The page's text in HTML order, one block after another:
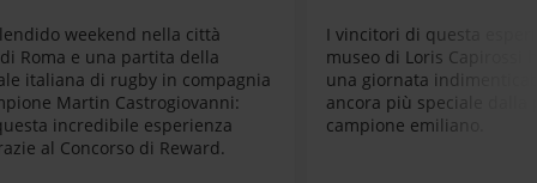
weekend nella città
Roma e una partita della
italiana di rugby in compagnia
Martin Castrogiovanni:
incredibile esperienza
al Concorso di Reward.
I vincitori di questa
museo di Loris Capirossi
una giornata
ancora più speciale dalla
campione emiliano.